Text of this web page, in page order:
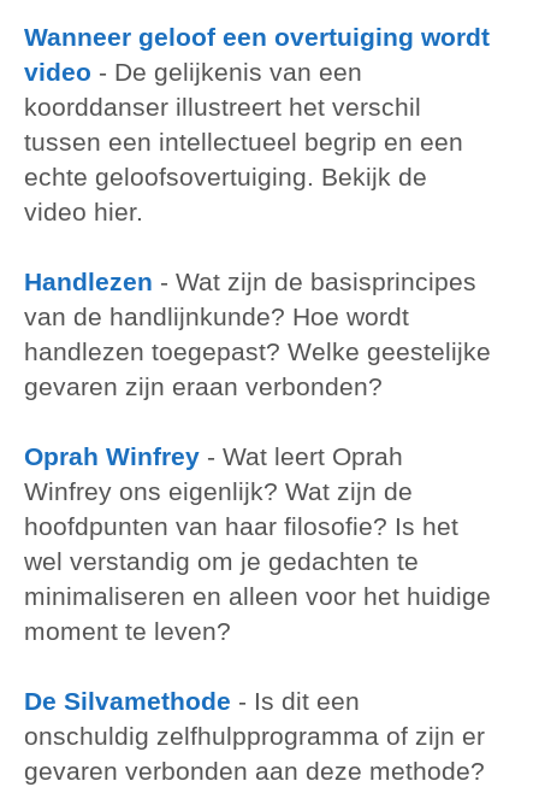
Wanneer geloof een overtuiging wordt
video - De gelijkenis van een
koorddanser illustreert het verschil
tussen een intellectueel begrip en een
echte geloofsovertuiging. Bekijk de
video hier.
Handlezen - Wat zijn de basisprincipes
van de handlijnkunde? Hoe wordt
handlezen toegepast? Welke geestelijke
gevaren zijn eraan verbonden?
Oprah Winfrey - Wat leert Oprah
Winfrey ons eigenlijk? Wat zijn de
hoofdpunten van haar filosofie? Is het
wel verstandig om je gedachten te
minimaliseren en alleen voor het huidige
moment te leven?
De Silvamethode - Is dit een
onschuldig zelfhulpprogramma of zijn er
gevaren verbonden aan deze methode?